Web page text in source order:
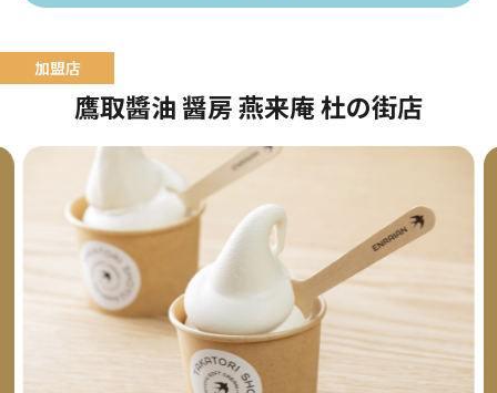
鷹取醬油 醤房 燕来庵 杜の街店